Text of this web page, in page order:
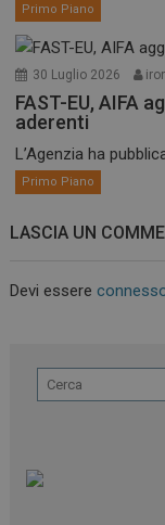
Primo Piano
30 Luglio 2026
FAST-EU, AIFA
aderenti
L’Agenzia ha
Primo Piano
LASCIA UN
Devi essere